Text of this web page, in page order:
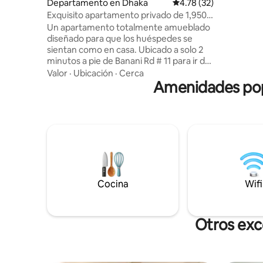
Departamento en Dhaka Calificación promedio:
4.78 (32)
Exquisito apartamento privado de 1,950
pies cuadrados enBanani
Un apartamento totalmente amueblado
diseñado para que los huéspedes se
sientan como en casa. Ubicado a solo 2
minutos a pie de Banani Rd # 11 para ir de
compras y restaurantes. También a 5
minutos del supermercado Banani, la
mezquita, los restaurantes, la tienda de
conveniente para un huésped moverse
para las necesidades diarias. Nuestro
apartamento en el cuarto piso no tiene
ASCENSOR, pero las escaleras son
sin compartir.
Valor · Ubicación · Cerca
Amenidades
Cocina Wifi
Otros